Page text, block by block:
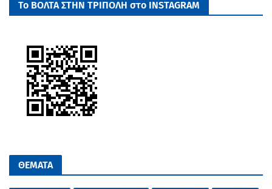
Το ΒΟΛΤΑ ΣΤΗΝ ΤΡΙΠΟΛΗ στο INSTAGRAM
ΘΕΜΑΤΑ